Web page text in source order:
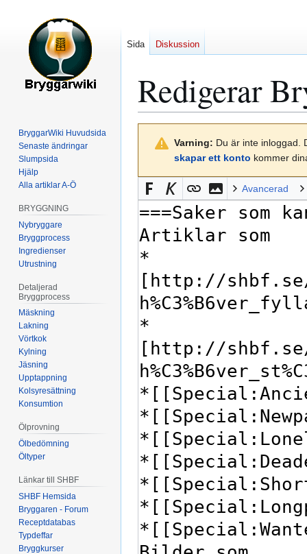
Redigerar
navigering
Varning: Du är inte inloggad.
skapar ett konto kommer
Avancerad
Sida Diskussion
BryggarWiki Huvudsida
Senaste ändringar
Slumpsida
Hjälp
Alla artiklar A-Ö
BRYGGNING
Nybryggare
Bryggprocess
Ingredienser
Utrustning
Detaljerad
Bryggprocess
Mäskning
Lakning
Vörtkok
Kylning
Jäsning
Upptappning
Kolsyresättning
Konsumtion
Ölprovning
Ölbedömning
Öltyper
Länkar till SHBF
SHBF Hemsida
Bryggaren - Forum
Receptdatabas
Typdeffar
Bryggkurser